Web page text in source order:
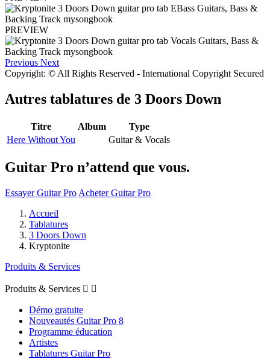
PREVIEW
Previous Next
Copyright: © All Rights Reserved - International Copyright Secured
Autres tablatures de 3 Doors Down
Titre Album
Type
Here Without You
Guitar & Vocals
Guitar Pro n’attend que vous.
Essayer Guitar Pro Acheter Guitar Pro
Accueil
Tablatures
3 Doors Down
Kryptonite
Produits & Services
Produits & Services  
Démo gratuite
Nouveautés Guitar Pro 8
Programme éducation
Artistes
Tablatures Guitar Pro